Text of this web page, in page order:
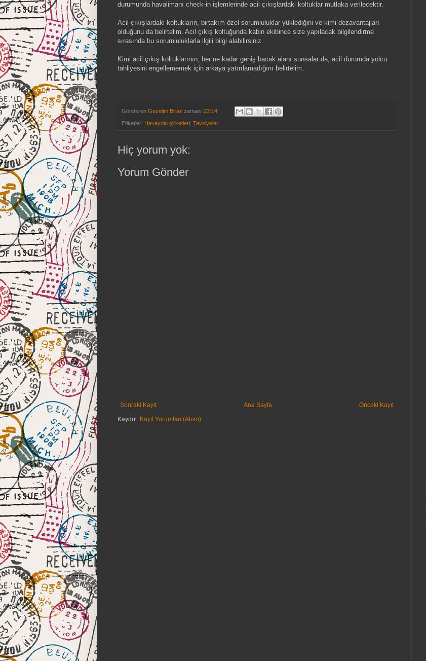
durumunda havalimanı check-in işlemlerinde acil çıkışlardaki koltuklar mutlaka verilecektir.
Acil çıkışlardaki koltukların, birtakım özel sorumluluklar yüklediğini ve kimi dezavantajları
olduğunu da belirtelim. Acil çıkış koltuğunda kabin ekibince size yapılacak bilgilendirme
sırasında bu sorumluluklarla ilgili bilgi alabilirsiniz.
Kimi acil çıkış koltuklarının, her ne kadar geniş bacak alanı sunsalar da, acil durumda yolcu
tahliyesini engellememek için arkaya yatırılamadığını belirtelim.
Gönderen Gezelim Biraz zaman: 23:14
Etiketler: Havayolu şirketleri, Tavsiyeler
Hiç yorum yok:
Yorum Gönder
Sonraki Kayıt Önceki Kayıt
Ana Sayfa
Kaydol: Kayıt Yorumları (Atom)